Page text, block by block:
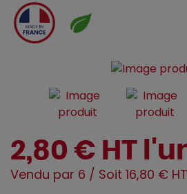
2,80 € HT
Vendu par 6 / Soit 16,80 €